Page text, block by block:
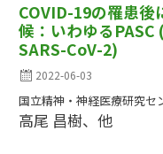
COVID-19の罹患後
候：いわゆる
SARS-CoV-2)
2022-06-03
国立精神・神経医療研究セ
高尾 昌樹、他